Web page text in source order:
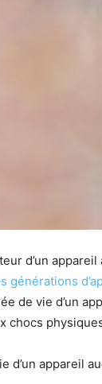
d’un
générations
de vie d’un
chocs
d’un appareil